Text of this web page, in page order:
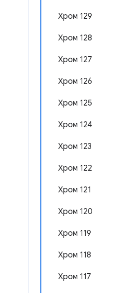
Хром 129
Хром 128
Хром 127
Хром 126
Хром 125
Хром 124
Хром 123
Хром 122
Хром 121
Хром 120
Хром 119
Хром 118
Хром 117